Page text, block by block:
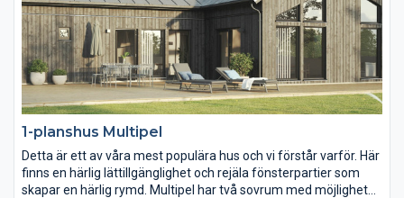
1-planshus Multipel
Detta är ett av våra mest populära hus och vi förstår varför. Här
finns en härlig lättillgänglighet och rejäla fönsterpartier som
skapar en härlig rymd. Multipel har två sovrum med möjlighet